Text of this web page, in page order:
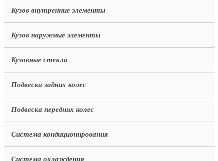
Кузов внутренние элементы
Кузов наружные элементы
Кузовные стекла
Подвеска задних колес
Подвеска передних колес
Система кондиционирования
Система охлаждения